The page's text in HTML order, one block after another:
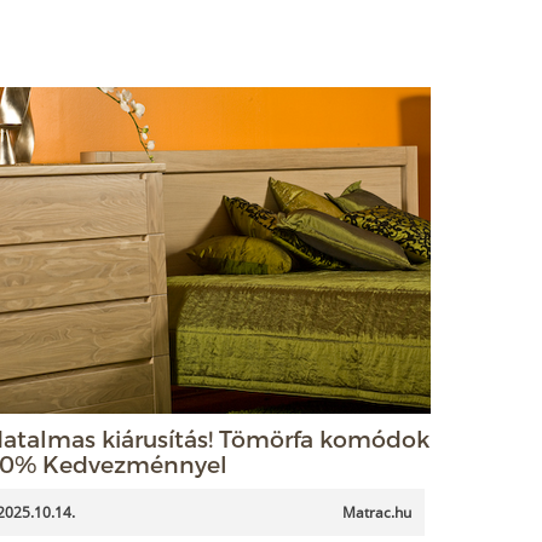
kiárusítás! Tömörfa komódok
Kedvezménnyel
Matrac.hu